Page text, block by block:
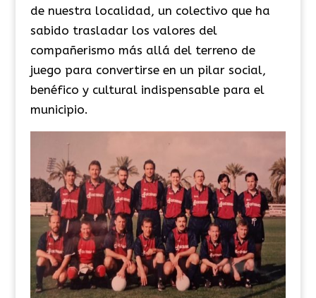
de nuestra localidad, un colectivo que ha
sabido trasladar los valores del
compañerismo más allá del terreno de
juego para convertirse en un pilar social,
benéfico y cultural indispensable para el
municipio.